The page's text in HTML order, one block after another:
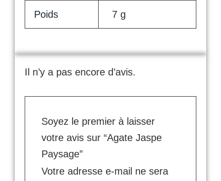
Poids 7 g
Il n’y a pas encore d’avis.
Soyez le premier à laisser
votre avis sur “Agate Jaspe
Paysage”
Votre adresse e-mail ne sera